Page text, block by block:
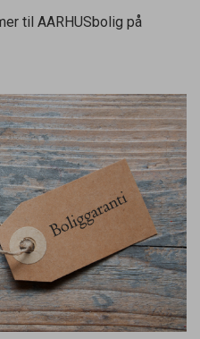
til AARHUSbolig på